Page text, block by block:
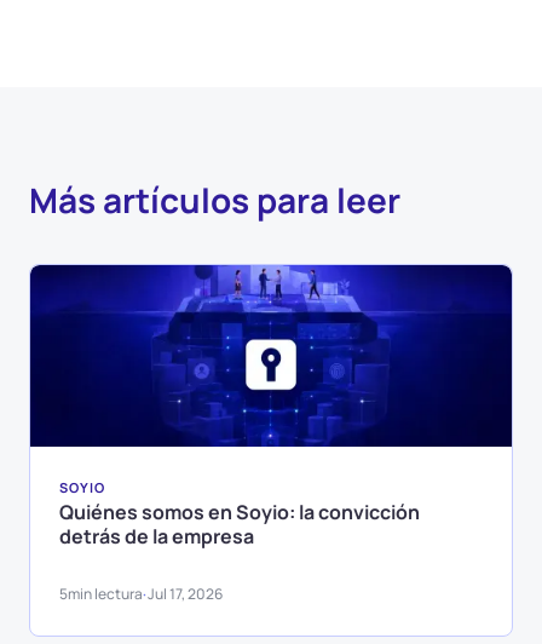
Más artículos para leer
SOYIO
Quiénes somos en Soyio: la convicción
detrás de la empresa
5min lectura·Jul 17, 2026